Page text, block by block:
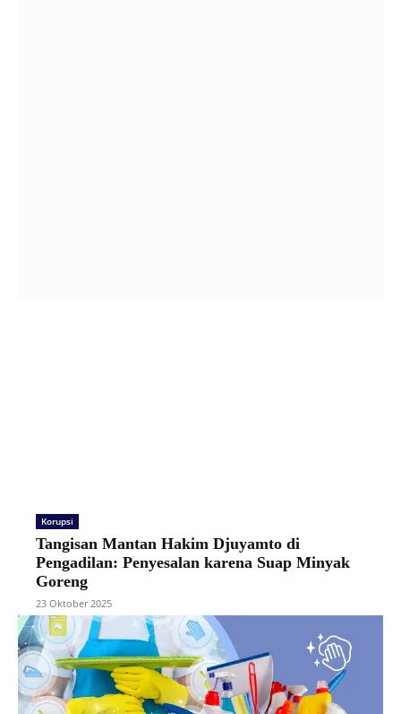
Korupsi
Tangisan Mantan Hakim Djuyamto di
Pengadilan: Penyesalan karena Suap Minyak
Goreng
23 Oktober 2025